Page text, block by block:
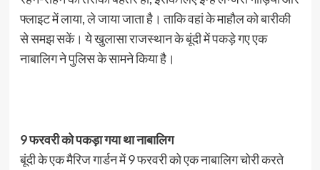
फ्लाइट में लाया, ले जाया जाता है। ताकि वहां के माहौल को बारीकी
से समझ सकें। ये खुलासा राजस्थान के बूंदी में पकड़े गए एक
नाबालिग ने पुलिस के सामने किया है।
9 फरवरी को पकड़ा गया था नाबालिग
बूंदी के एक मैरिज गार्डन में 9 फरवरी को एक नाबालिग चोरी करते